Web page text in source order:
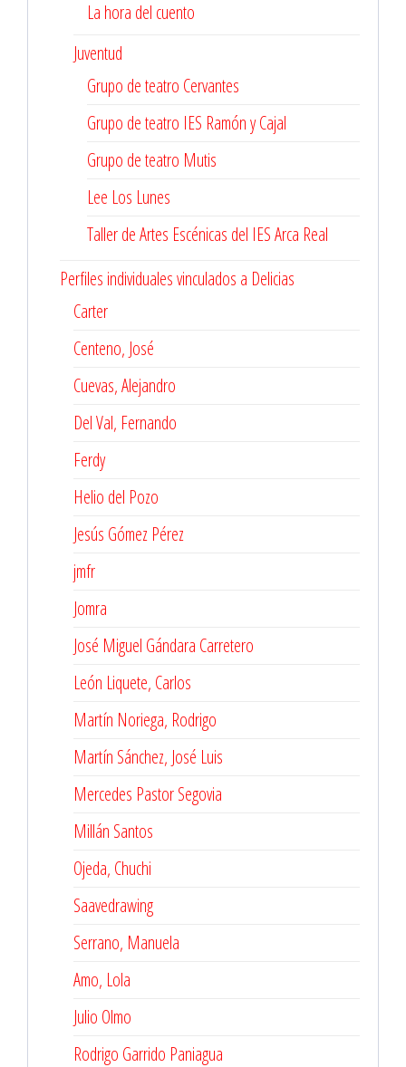
La hora del cuento
Juventud
Grupo de teatro Cervantes
Grupo de teatro IES Ramón y Cajal
Grupo de teatro Mutis
Lee Los Lunes
Taller de Artes Escénicas del IES Arca Real
Perfiles individuales vinculados a Delicias
Carter
Centeno, José
Cuevas, Alejandro
Del Val, Fernando
Ferdy
Helio del Pozo
Jesús Gómez Pérez
jmfr
Jomra
José Miguel Gándara Carretero
León Liquete, Carlos
Martín Noriega, Rodrigo
Martín Sánchez, José Luis
Mercedes Pastor Segovia
Millán Santos
Ojeda, Chuchi
Saavedrawing
Serrano, Manuela
Amo, Lola
Julio Olmo
Rodrigo Garrido Paniagua